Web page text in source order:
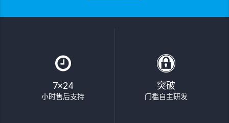
7×24
小时售后支持
突破
门槛自主研发